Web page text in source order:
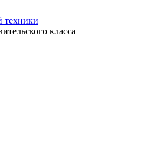
класса